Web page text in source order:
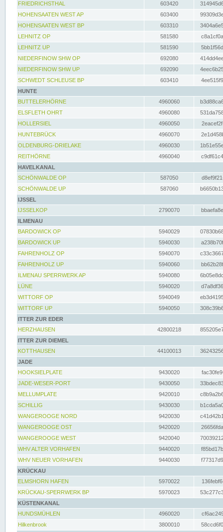
FRIEDRICHSTHAL
603420
HOHENSAATEN WEST AP
603400
HOHENSAATEN WEST BP
603310
LEHNITZ OP
581580
LEHNITZ UP
581590
NIEDERFINOW SHW OP
692080
NIEDERFINOW SHW UP
692090
SCHWEDT SCHLEUSE BP
603410
HUNTE
BUTTELERHÖRNE
4960060
ELSFLETH OHRT
4960080
HOLLERSIEL
4960050
HUNTEBRÜCK
4960070
OLDENBURG-DRIELAKE
4960030
REITHÖRNE
4960040
HAVELKANAL
SCHÖNWALDE OP
587050
SCHÖNWALDE UP
587060
IJSSEL
IJSSELKOP
2790070
ILMENAU
BARDOWICK OP
5940029
BARDOWICK UP
5940030
FAHRENHOLZ OP
5940070
FAHRENHOLZ UP
5940060
ILMENAU SPERRWERK AP
5940080
LÜNE
5940020
WITTORF OP
5940049
WITTORF UP
5940050
ITTER ZUR EDER
HERZHAUSEN
42800218
ITTER ZUR DIEMEL
KOTTHAUSEN
44100013
JADE
HOOKSIELPLATE
9430020
JADE-WESER-PORT
9430050
MELLUMPLATE
9420010
SCHILLIG
9430030
WANGEROOGE NORD
9420030
WANGEROOGE OST
9420020
WANGEROOGE WEST
9420040
WHV ALTER VORHAFEN
9440020
WHV NEUER VORHAFEN
9440030
KRÜCKAU
ELMSHORN HAFEN
5970022
KRÜCKAU-SPERRWERK BP
5970023
KÜSTENKANAL
HUNDSMÜHLEN
4960020
Hilkenbrook
3800010